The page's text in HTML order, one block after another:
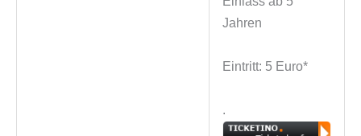
Jahren
Eintritt: 5 Euro*
.